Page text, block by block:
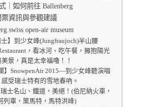
｜如何前往 Ballenberg
票資訊與參觀建議
swiss open-air museum
士】到少女峰(Jungfraujoch)半山腰
，看冰河、吃午餐，擁抱陽光
美景，真是太幸福嚕！！
】SnowpenAir 2015—到少女峰聽演唱
受瑞士特有的雪地春吶。
瑞士名山、鐵道，美絕！(伯尼納火車，
列車，策馬特，馬特洪峰)